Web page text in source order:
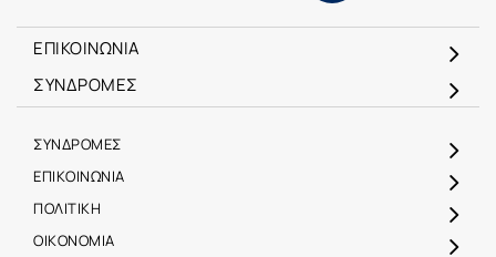
ΕΠΙΚΟΙΝΩΝΙΑ
ΣΥΝΔΡΟΜΕΣ
ΣΥΝΔΡΟΜΕΣ
ΕΠΙΚΟΙΝΩΝΙΑ
ΠΟΛΙΤΙΚΗ
ΟΙΚΟΝΟΜΙΑ